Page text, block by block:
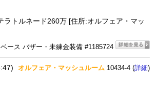
ラトルネード260万 [住所:オルフェア・マッ
ース バザー・未練金装備 #1185724
オルフェア・マッシュルーム 10434-4 (詳細)